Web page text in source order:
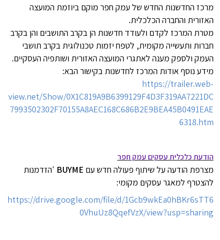
מרכז החדשנות החדש של עמק חפר מוקם ביוזמת המועצה
האזורית והחברה הכלכלית.
מטרת המרכז לקדם ולעודד חדשנות הן בקרב התושבים והן בקרב
חברות ותעשייה מקומית, לטפח יזמות טכנולוגית בקרב תושבי
העמק ולספק מענה לאתגרי המועצה האזורית ושותפיה העסקיים.
מידע נוסף אודות המרכז לחדשנות בקישור הבא:
https://trailer.web-
view.net/Show/0X1C819A9B6399129F4D3F319AA7221DC
7993502302F70155A8AEC168C686B2E9BEA45B0491EAE
6318.htm
הודעת כלכלית עסקים עמק חפר
מצרפת הודעה על שיתוף פעולה חדש עם BUYME
'הזדמנות
להצטרף למאגר עסקים מקומי:
https://drive.google.com/file/d/1Gcb9wkEa0hBKr6sTT6
0VhuUz8QqefVzX/view?usp=sharing